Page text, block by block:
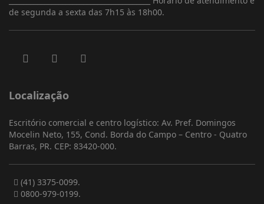
de segunda a sexta das 7h15 às 18h00.
Localização
Escritório comercial e centro logístico: Av. Pref. Domingos
Mocelin Neto, 155, Cond. Borda do Campo – Centro - Quatro
Barras, PR. CEP: 83420-000.
(41) 3375-0099.
0800-979-0199.